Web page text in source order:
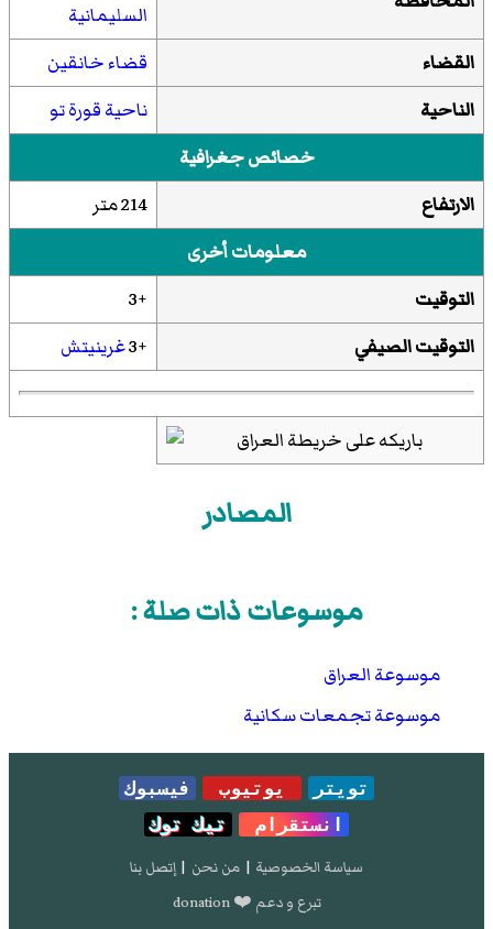
السليمانية
القضاء
قضاء خانقين
الناحية
ناحية قورة تو
خصائص جغرافية
الارتفاع
214 متر
معلومات أخرى
التوقيت
+3
التوقيت الصيفي
+3 غرينيتش
المصادر
موسوعات ذات صلة :
موسوعة العراق
موسوعة تجمعات سكانية
تويتر يوتيوب
فيسبوك
انستقرام
تيك توك
سياسة الخصوصية | من نحن | إتصل بنا
تبرع و دعم ❤️ donation